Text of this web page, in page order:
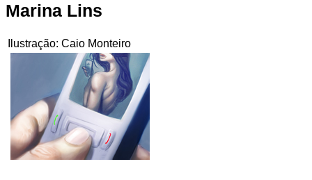
Marina Lins
Ilustração: Caio Monteiro